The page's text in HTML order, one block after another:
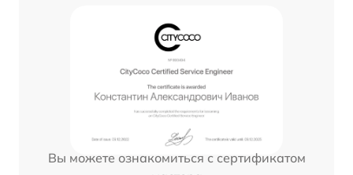
Вы можете ознакомиться с сертификатом